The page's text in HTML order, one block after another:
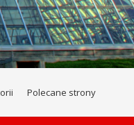
Polecane strony